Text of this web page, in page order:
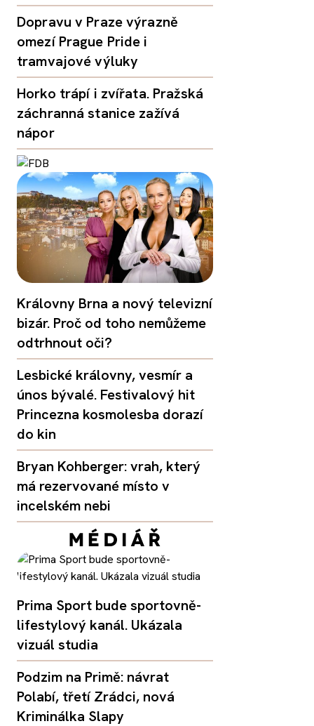
Dopravu v Praze výrazně
omezí Prague Pride i
tramvajové výluky
Horko trápí i zvířata. Pražská
záchranná stanice zažívá
nápor
Královny Brna a nový televizní
bizár. Proč od toho nemůžeme
odtrhnout oči?
Lesbické královny, vesmír a
únos bývalé. Festivalový hit
Princezna kosmolesba dorazí
do kin
Bryan Kohberger: vrah, který
má rezervované místo v
incelském nebi
Prima Sport bude sportovně-
lifestylový kanál. Ukázala
vizuál studia
Podzim na Primě: návrat
Polabí, třetí Zrádci, nová
Kriminálka Slapy